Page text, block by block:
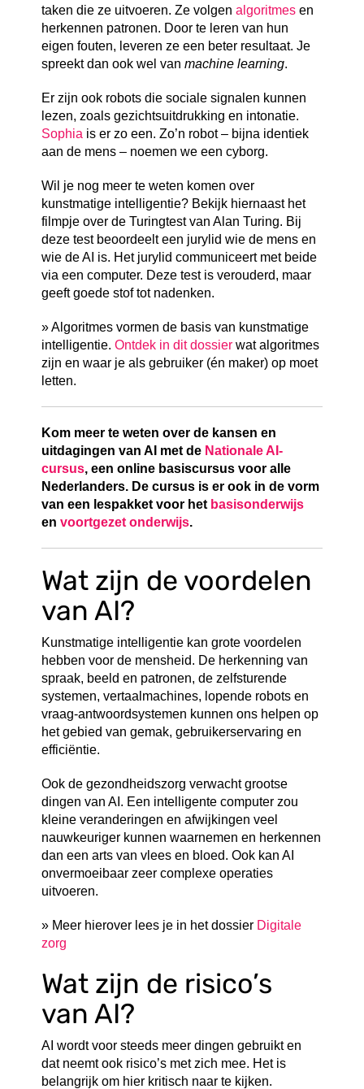
taken die ze uitvoeren. Ze volgenalgoritmes en
herkennen patronen. Door te leren van hun
eigen fouten, leveren ze een beter resultaat. Je
spreekt dan ook wel vanmachine learning.
Er zijn ook robots die sociale signalen kunnen
lezen, zoals gezichtsuitdrukking en intonatie.
Sophia is er zo een. Zo’n robot – bijna identiek
aan de mens – noemen we een cyborg.
Wil je nog meer te weten komen over
kunstmatige intelligentie? Bekijk hiernaast het
filmpje over de Turingtest van Alan Turing. Bij
deze test beoordeelt een jurylid wie de mens en
wie de AI is. Het jurylid communiceert met beide
via een computer. Deze test is verouderd, maar
geeft goede stof tot nadenken.
» Algoritmes vormen de basis van kunstmatige
intelligentie.Ontdek in dit dossier wat algoritmes
zijn en waar je als gebruiker (én maker) op moet
letten.
Kom meer te weten over de kansen en
uitdagingen van AI met de Nationale AI-
cursus, een online basiscursus voor alle
Nederlanders. De cursus is er ook in de vorm
van een lespakket voor het basisonderwijs
envoortgezet onderwijs.
Wat zijn de voordelen
van AI?
Kunstmatige intelligentie kan grote voordelen
hebben voor de mensheid. De herkenning van
spraak, beeld en patronen, de zelfsturende
systemen, vertaalmachines, lopende robots en
vraag-antwoordsystemen kunnen ons helpen op
het gebied van gemak, gebruikerservaring en
efficiëntie.
Ook de gezondheidszorg verwacht grootse
dingen van AI. Een intelligente computer zou
kleine veranderingen en afwijkingen veel
nauwkeuriger kunnen waarnemen en herkennen
dan een arts van vlees en bloed. Ook kan AI
onvermoeibaar zeer complexe operaties
uitvoeren.
» Meer hierover lees je in het dossier Digitale
zorg
Wat zijn de risico’s
van AI?
AI wordt voor steeds meer dingen gebruikt en
dat neemt ook risico’s met zich mee. Het is
belangrijk om hier kritisch naar te kijken.